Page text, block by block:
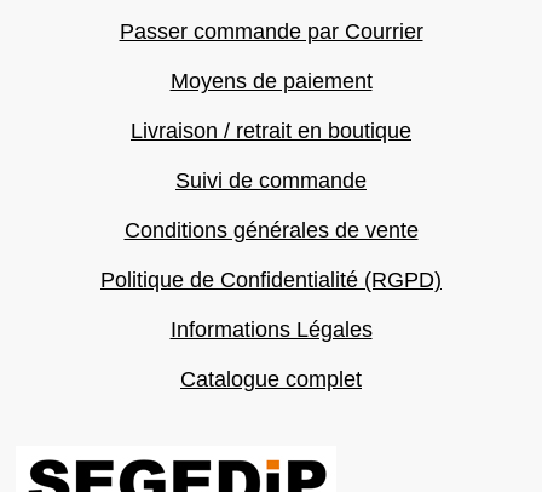
Passer commande par Courrier
Moyens de paiement
Livraison / retrait en boutique
Suivi de commande
Conditions générales de vente
Politique de Confidentialité (RGPD)
Informations Légales
Catalogue complet